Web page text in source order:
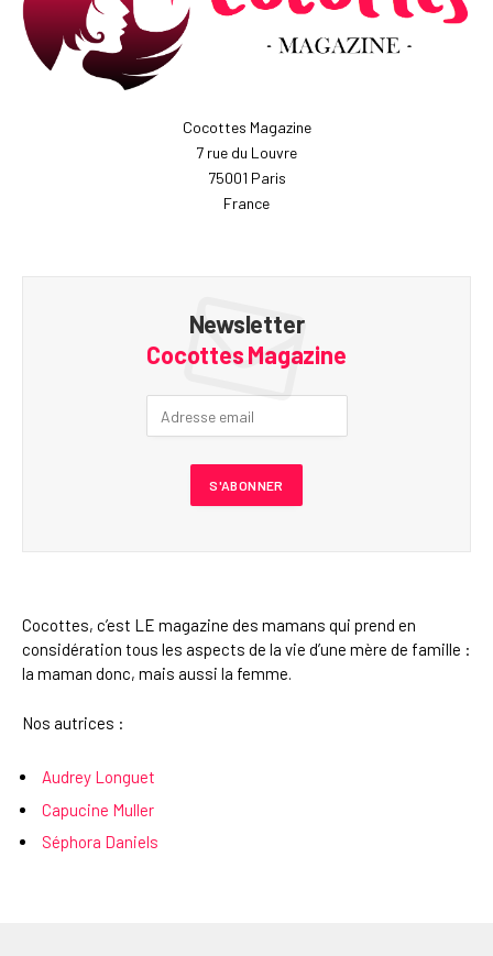
Cocottes Magazine
7 rue du Louvre
75001 Paris
France
Newsletter
Cocottes Magazine
Cocottes, c’est LE magazine des mamans qui prend en
considération tous les aspects de la vie d’une mère de famille :
la maman donc, mais aussi la femme.
Nos autrices :
Audrey Longuet
Capucine Muller
Séphora Daniels